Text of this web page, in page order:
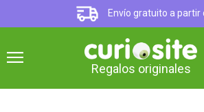
Envío gratuito a partir
Regalos originales